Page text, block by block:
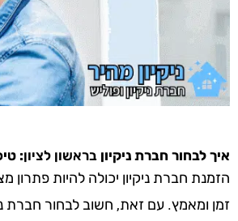
איך לבחור חברת ניקיון בראשון לציון:
הזמנת חברת ניקיון יכולה להיות
זמן ומאמץ. עם זאת, חשוב לבחור חברת